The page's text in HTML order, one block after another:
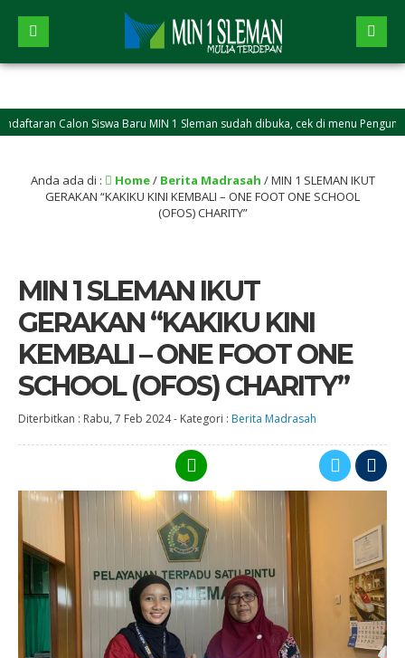
Calon Siswa Baru MIN 1 Sleman sudah dibuka, cek di menu Pengumuman
Anda ada di : Home/ Berita Madrasah /MIN 1 SLEMAN IKUT
GERAKAN “KAKIKU KINI KEMBALI – ONE FOOT ONE SCHOOL
(OFOS) CHARITY”
MIN 1 SLEMAN IKUT
GERAKAN “KAKIKU KINI
KEMBALI – ONE FOOT ONE
SCHOOL (OFOS) CHARITY”
Diterbitkan : Rabu, 7 Feb 2024- Kategori : Berita Madrasah